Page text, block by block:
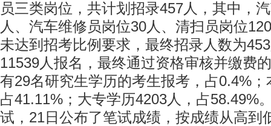
员三类岗位，共计划招录457人，其中，
人、汽车维修员岗位30人、清扫员岗位
未达到招考比例要求，最终招录人数为
11539人报名，最终通过资格审核并缴费
有29名研究生学历的考生报考，占0.4%
占41.11%；大专学历4203人，占58.49%
试，21日公布了笔试成绩，按成绩从高到